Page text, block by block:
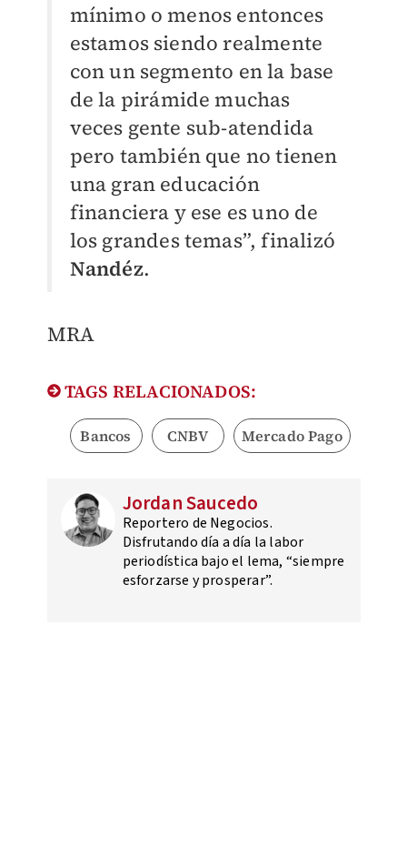
mínimo o menos entonces
estamos siendo realmente
con un segmento en la base
de la pirámide muchas
veces gente sub-atendida
pero también que no tienen
una gran educación
financiera y ese es uno de
los grandes temas”, finalizó
Nandéz.
MRA
TAGS RELACIONADOS:
Bancos CNBV Mercado Pago
Jordan Saucedo
Reportero de Negocios.
Disfrutando día a día la labor
periodística bajo el lema, “siempre
esforzarse y prosperar”.